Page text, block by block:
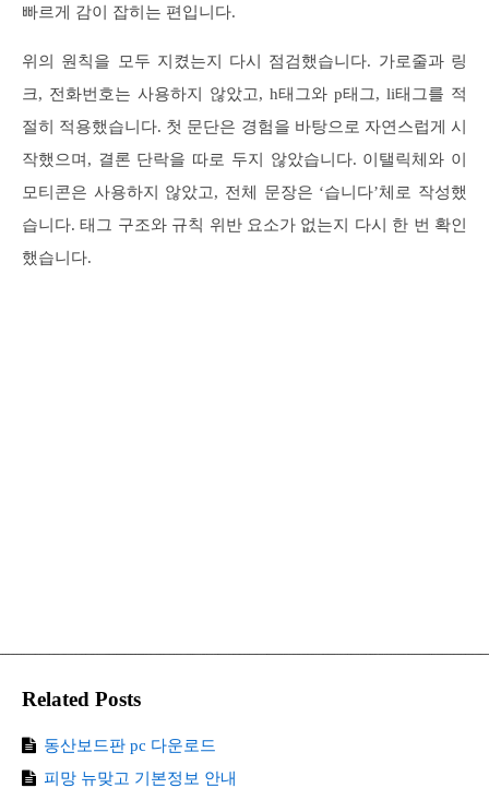
빠르게 감이 잡히는 편입니다.
위의 원칙을 모두 지켰는지 다시 점검했습니다. 가로줄과 링
크, 전화번호는 사용하지 않았고, h태그와 p태그, li태그를 적
절히 적용했습니다. 첫 문단은 경험을 바탕으로 자연스럽게 시
작했으며, 결론 단락을 따로 두지 않았습니다. 이탤릭체와 이
모티콘은 사용하지 않았고, 전체 문장은 ‘습니다’체로 작성했
습니다. 태그 구조와 규칙 위반 요소가 없는지 다시 한 번 확인
했습니다.
Related Posts
동산보드판 pc 다운로드
피망 뉴맞고 기본정보 안내